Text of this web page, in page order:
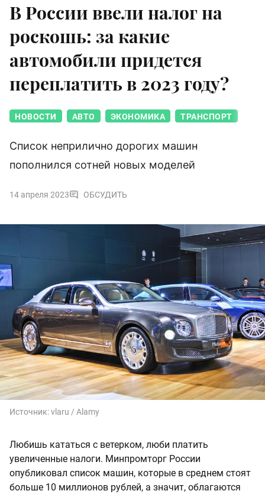
В России ввели налог на
роскошь: за какие
автомобили придется
переплатить в 2023 году?
НОВОСТИ АВТО ЭКОНОМИКА ТРАНСПОРТ
Список неприлично дорогих машин
пополнился сотней новых моделей
14 апреля 2023 ОБСУДИТЬ
Источник:vlaru / Alamy
Любишь кататься с ветерком, люби платить
увеличенные налоги. Минпромторг России
опубликовал список машин, которые в среднем стоят
больше 10 миллионов рублей, а значит, облагаются